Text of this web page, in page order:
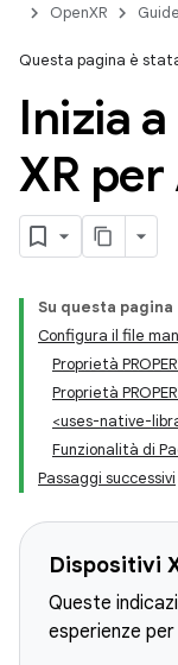
OpenXR
Guide
Questa pagina è
Inizia
XR
Su questa pagina
Configura il file
Proprietà
Proprietà
<uses-native-
Funzionalità di
Passaggi successivi
Dispositivi
Queste
esperienze